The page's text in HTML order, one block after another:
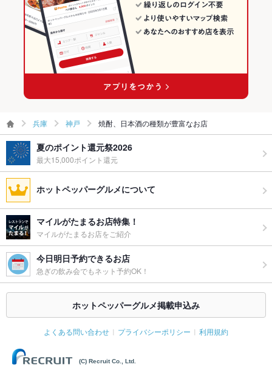
兵庫 神戸 焼酎、日本酒の種類が豊富なお店
夏のポイント還元祭2026
最大15,000ポイント還元
ホットペッパーグルメについて
マイルがたまるお店特集！
マイルがたまるお店をご紹介
今日明日予約できるお店
急ぎの飲み会でもネット予約OK！
ホットペッパーグルメ掲載申込み
よくある問い合わせ プライバシーポリシー 利用規約
(C) Recruit Co., Ltd.